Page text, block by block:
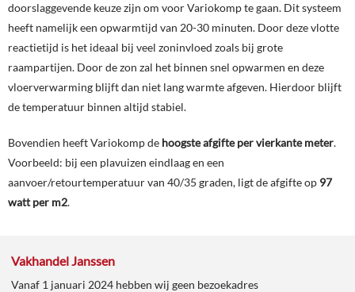
doorslaggevende keuze zijn om voor Variokomp te gaan. Dit systeem
heeft namelijk een opwarmtijd van 20-30 minuten. Door deze vlotte
reactietijd is het ideaal bij veel zoninvloed zoals bij grote
raampartijen. Door de zon zal het binnen snel opwarmen en deze
vloerverwarming blijft dan niet lang warmte afgeven. Hierdoor blijft
de temperatuur binnen altijd stabiel.
Bovendien heeft Variokomp de hoogste afgifte per vierkante meter.
Voorbeeld: bij een plavuizen eindlaag en een
aanvoer/retourtemperatuur van 40/35 graden, ligt de afgifte op 97
watt per m2.
Vakhandel Janssen
Vanaf 1 januari 2024 hebben wij geen bezoekadres